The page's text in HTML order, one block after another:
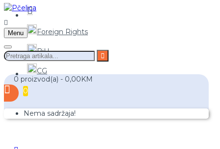
Foreign Rights
BiH
CG
Menu
0 proizvod(a) - 0,00KM
0
Nema sadržaja!